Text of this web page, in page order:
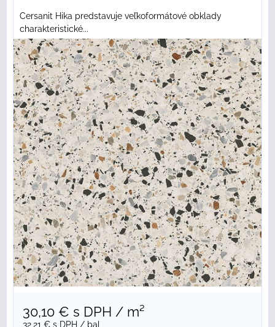
Cersanit Hika predstavuje veľkoformátové obklady
charakteristické...
30,10 € s DPH / m²
32,21 € s DPH / bal